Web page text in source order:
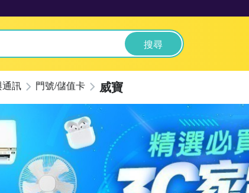
搜尋
訊 門號/儲值卡 威寶